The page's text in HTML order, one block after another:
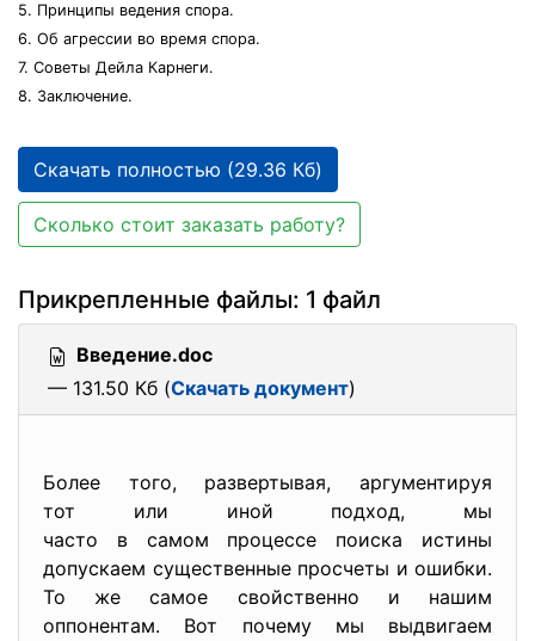
5. Принципы ведения спора.
6. Об агрессии во время спора.
7. Советы Дейла Карнеги.
8. Заключение.
Скачать полностью (29.36 Кб)
Сколько стоит заказать работу?
Прикрепленные файлы: 1 файл
Введение.doc
— 131.50 Кб (Скачать документ)
Более того, развертывая, аргументируя
тот или иной подход, мы
часто в самом процессе поиска истины
допускаем существенные просчеты и ошибки.
То же самое свойственно и нашим
оппонентам. Вот почему мы выдвигаем